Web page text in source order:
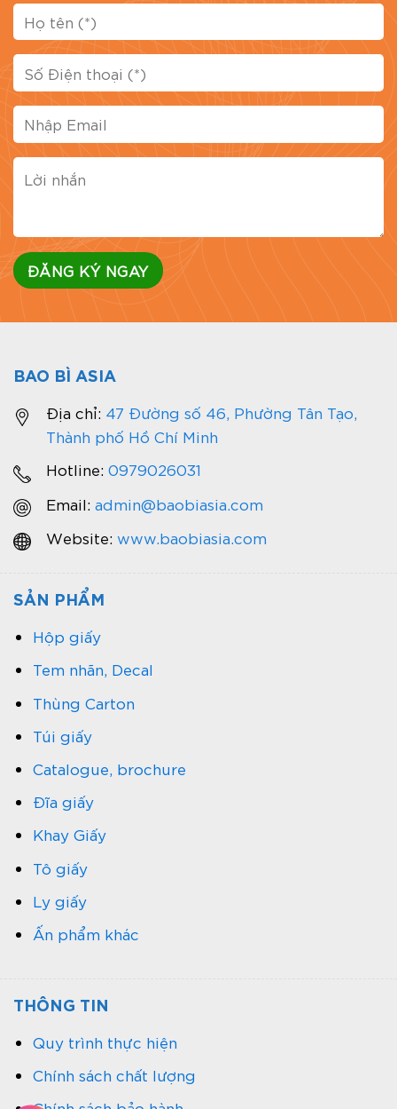
BAO BÌ ASIA
Địa chỉ: 47 Đường số 46, Phường Tân Tạo,
Thành phố Hồ Chí Minh
Hotline: 0979026031
Email: admin@baobiasia.com
Website: www.baobiasia.com
SẢN PHẨM
Hộp giấy
Tem nhãn, Decal
Thùng Carton
Túi giấy
Catalogue, brochure
Đĩa giấy
Khay Giấy
Tô giấy
Ly giấy
Ấn phẩm khác
THÔNG TIN
Quy trình thực hiện
Chính sách chất lượng